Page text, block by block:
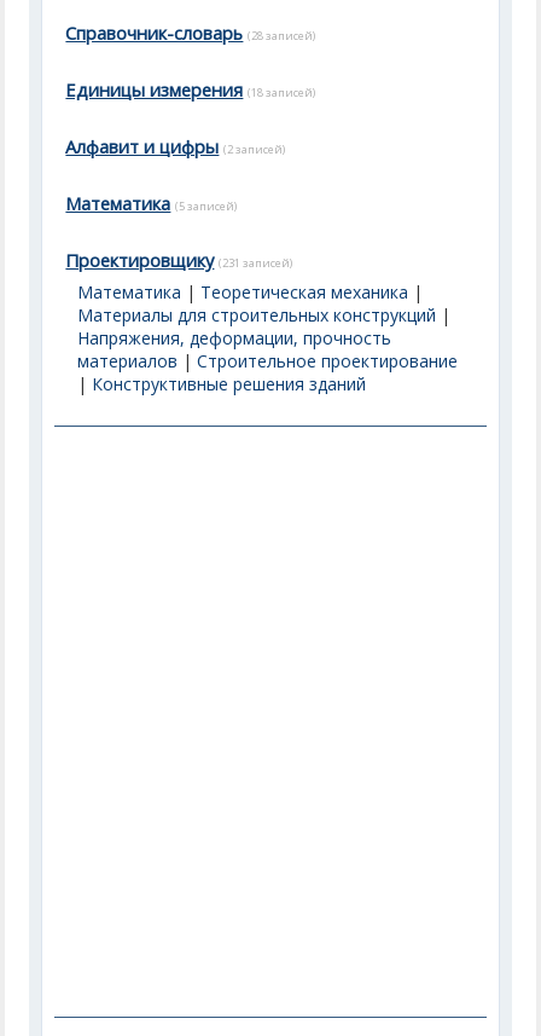
Справочник-словарь (28 записей)
Единицы измерения (18 записей)
Алфавит и цифры (2 записей)
Математика (5 записей)
Проектировщику (231 записей)
Математика | Теоретическая механика |
Материалы для строительных конструкций |
Напряжения, деформации, прочность
материалов |Строительное проектирование
| Конструктивные решения зданий